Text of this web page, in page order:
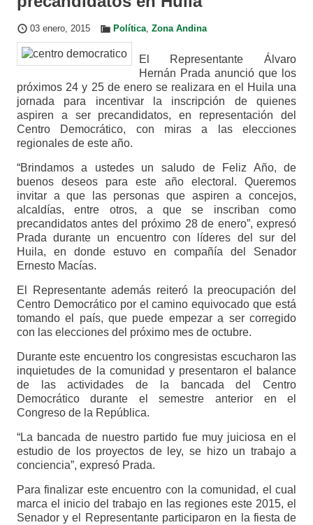
03 enero, 2015 Política, Zona Andina
El Representante Álvaro
Hernán Prada anunció que los
próximos 24 y 25 de enero se realizara en el Huila una
jornada para incentivar la inscripción de quienes
aspiren a ser precandidatos, en representación del
Centro Democrático, con miras a las elecciones
regionales de este año.
“Brindamos a ustedes un saludo de Feliz Año, de
buenos deseos para este año electoral. Queremos
invitar a que las personas que aspiren a concejos,
alcaldías, entre otros, a que se inscriban como
precandidatos antes del próximo 28 de enero”, expresó
Prada durante un encuentro con líderes del sur del
Huila, en donde estuvo en compañía del Senador
Ernesto Macías.
El Representante además reiteró la preocupación del
Centro Democrático por el camino equivocado que está
tomando el país, que puede empezar a ser corregido
con las elecciones del próximo mes de octubre.
Durante este encuentro los congresistas escucharon las
inquietudes de la comunidad y presentaron el balance
de las actividades de la bancada del Centro
Democrático durante el semestre anterior en el
Congreso de la República.
“La bancada de nuestro partido fue muy juiciosa en el
estudio de los proyectos de ley, se hizo un trabajo a
conciencia”, expresó Prada.
Para finalizar este encuentro con la comunidad, el cual
marca el inicio del trabajo en las regiones este 2015, el
Senador y el Representante participaron en la fiesta de